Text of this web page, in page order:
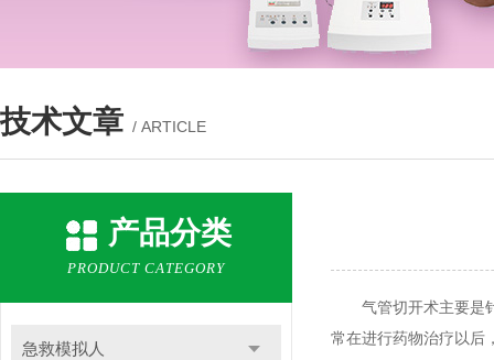
技术文章 / ARTICLE
产品分类
PRODUCT CATEGORY
急救模拟人
气管切开术主要是针
常在进行药物治疗以后